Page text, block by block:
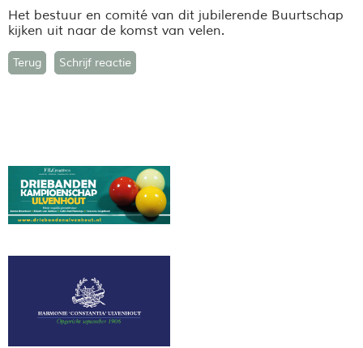
Het bestuur en comité van dit jubilerende Buurtschap
kijken uit naar de komst van velen.
Terug Schrijf reactie